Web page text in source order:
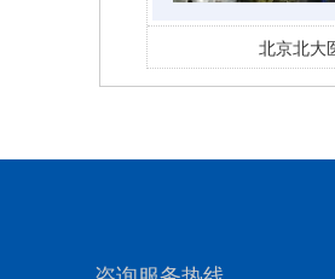
北京市丰台妇